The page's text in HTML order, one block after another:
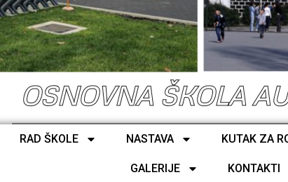
OSNOVNA ŠKOLA
RAD ŠKOLE NASTAVA KUTAK ZA
GALERIJE KONTAKTI